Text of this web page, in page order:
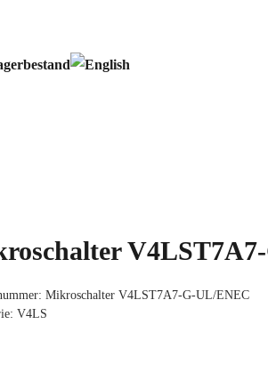
Mikroschalter V4LST7A7-G-UL/ENEC
V4LS